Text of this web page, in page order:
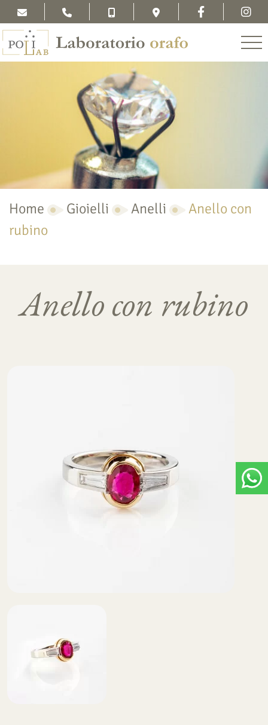
Home Gioielli Anelli
Anello con
rubino
Anello con rubino